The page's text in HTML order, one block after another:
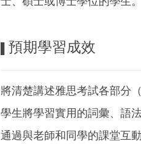
預期學習成效
將清楚講述雅思考試各部分
學生將學習實用的詞彙、語
通過與老師和同學的課堂互